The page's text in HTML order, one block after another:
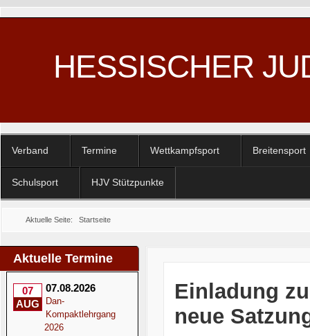
HESSISCHER
Verband Termine Wettkampfsport Breitensport
Schulsport HJV Stützpunkte
Aktuelle Seite: Startseite
Aktuelle Termine
07
AUG
07.08.2026
Dan-
Kompaktlehrgang
2026
Einladung
neue